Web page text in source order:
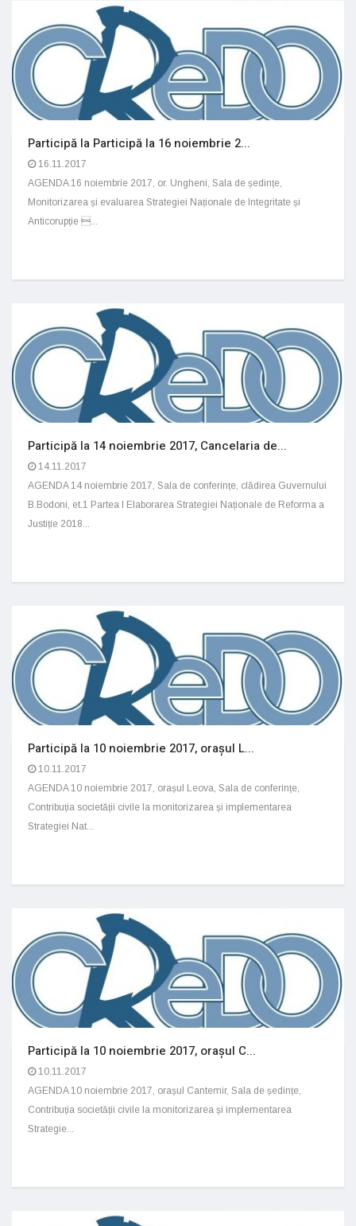
Participă la Participă la 16 noiembrie 2...
16.11.2017
AGENDA 16 noiembrie 2017, or. Ungheni, Sala de ședințe,
Monitorizarea și evaluarea Strategiei Naționale de Integritate și
Anticorupție ...
Participă la 14 noiembrie 2017, Cancelaria de...
14.11.2017
AGENDA 14 noiembrie 2017, Sala de conferințe, clădirea Guvernului
B.Bodoni, et.1 Partea I Elaborarea Strategiei Naționale de Reforma a
Justiție 2018...
Participă la 10 noiembrie 2017, orașul L...
10.11.2017
AGENDA 10 noiembrie 2017, orașul Leova, Sala de conferințe,
Contribuția societății civile la monitorizarea și implementarea
Strategiei Nat...
Participă la 10 noiembrie 2017, orașul C...
10.11.2017
AGENDA 10 noiembrie 2017, orașul Cantemir, Sala de ședințe,
Contribuția societății civile la monitorizarea și implementarea
Strategie...